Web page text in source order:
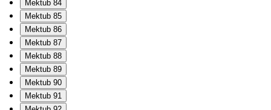
Mektub 84
Mektub 85
Mektub 86
Mektub 87
Mektub 88
Mektub 89
Mektub 90
Mektub 91